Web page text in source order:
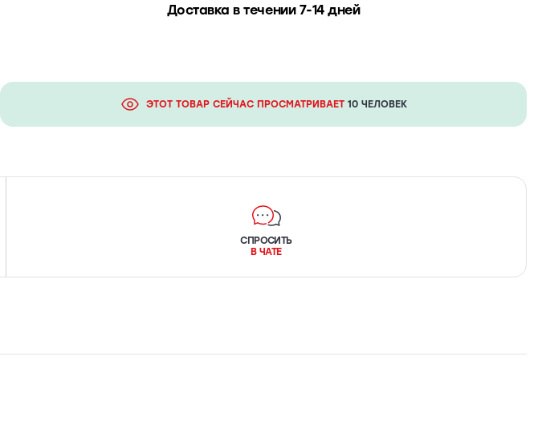
Доставка в течении 7-14 дней
ЭТОТ ТОВАР СЕЙЧАС ПРОСМАТРИВАЕТ 10 ЧЕЛОВЕК
СПРОСИТЬ
В ЧАТЕ